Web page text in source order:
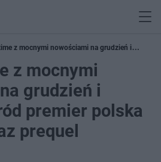
z mocnymi nowościami na grudzień i
oraz prequel "Dextera"
z mocnymi
grudzień i
premier polska
prequel